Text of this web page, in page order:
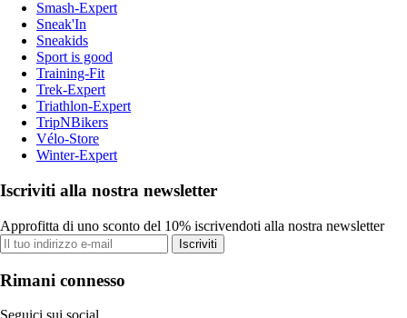
Smash-Expert
Sneak'In
Sneakids
Sport is good
Training-Fit
Trek-Expert
Triathlon-Expert
TripNBikers
Vélo-Store
Winter-Expert
Iscriviti alla nostra newsletter
Approfitta di uno sconto del 10% iscrivendoti alla nostra newsletter
Iscriviti
Rimani connesso